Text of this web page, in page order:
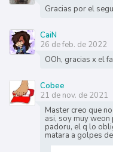
Gracias por el
CaiN
26 de feb. de 2022
OOh, gracias x el
Cobee
21 de nov. de 2021
Master creo que
asi, soy muy
padoru, el q lo
matara a golpes